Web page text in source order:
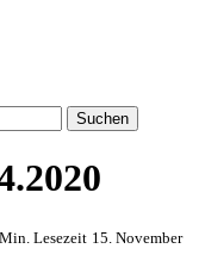
Suchen
Lesezeit 15. November